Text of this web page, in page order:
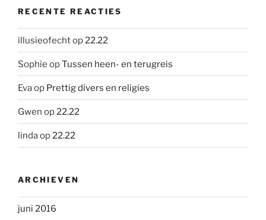
RECENTE REACTIES
illusieofechtop22.22
Sophie opTussen heen- en terugreis
Evaop Prettig divers en religies
Gwen op22.22
lindaop22.22
ARCHIEVEN
juni 2016